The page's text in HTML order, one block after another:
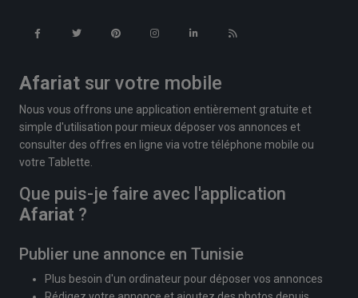
Afariat sur votre mobile
Nous vous offrons une application entièrement gratuite et
simple d'utilisation pour mieux déposer vos annonces et
consulter des offres en ligne via votre téléphone mobile ou
votre Tablette.
Que puis-je faire avec l'application
Afariat ?
Publier une annonce en Tunisie
Plus besoin d'un ordinateur pour déposer vos annonces